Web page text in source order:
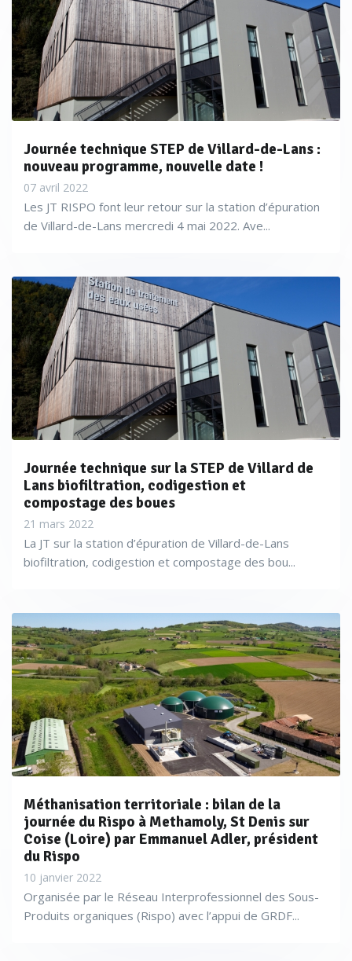
Journée technique STEP de Villard-de-Lans :
nouveau programme, nouvelle date !
07 avril 2022
Les JT RISPO font leur retour sur la station d’épuration
de Villard-de-Lans mercredi 4 mai 2022. Ave...
Journée technique sur la STEP de Villard de
Lans biofiltration, codigestion et
compostage des boues
21 mars 2022
La JT sur la station d’épuration de Villard-de-Lans
biofiltration, codigestion et compostage des bou...
Méthanisation territoriale : bilan de la
journée du Rispo à Methamoly, St Denis sur
Coise (Loire) par Emmanuel Adler, président
du Rispo
10 janvier 2022
Organisée par le Réseau Interprofessionnel des Sous-
Produits organiques (Rispo) avec l’appui de GRDF...